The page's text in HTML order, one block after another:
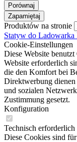
Porównaj
Zapamiętaj
Produktów na stronie
Statyw do Ladowarka
Cookie-Einstellungen
Diese Website
Website erforderlich
die den Komfort bei
Direktwerbung dienen
und sozialen
Zustimmung gesetzt.
Konfiguration
Technisch erforderlich
Diese Cookies sind